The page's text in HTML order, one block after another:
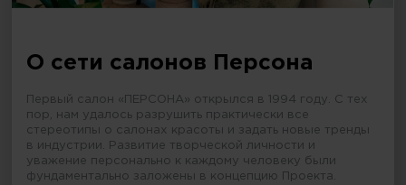
О сети салонов Персона
Первый салон «ПЕРСОНА» открылся в 1994 году. С тех
пор, нам удалось разрушить практически все
стереотипы о салонах красоты и задать новые тренды
в индустрии. Развитие творческой личности и
уважение персонально к каждому человеку были
фундаментально заложены в концепцию Проекта.